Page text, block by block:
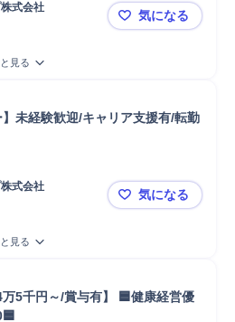
式会社
岩手【販売
気になる
見る
未経験歓迎/キャリア支援有/転勤
式会社
宮城【販売
気になる
見る
万5千円～/賞与有】 🟦健康経営優